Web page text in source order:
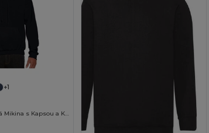
+1